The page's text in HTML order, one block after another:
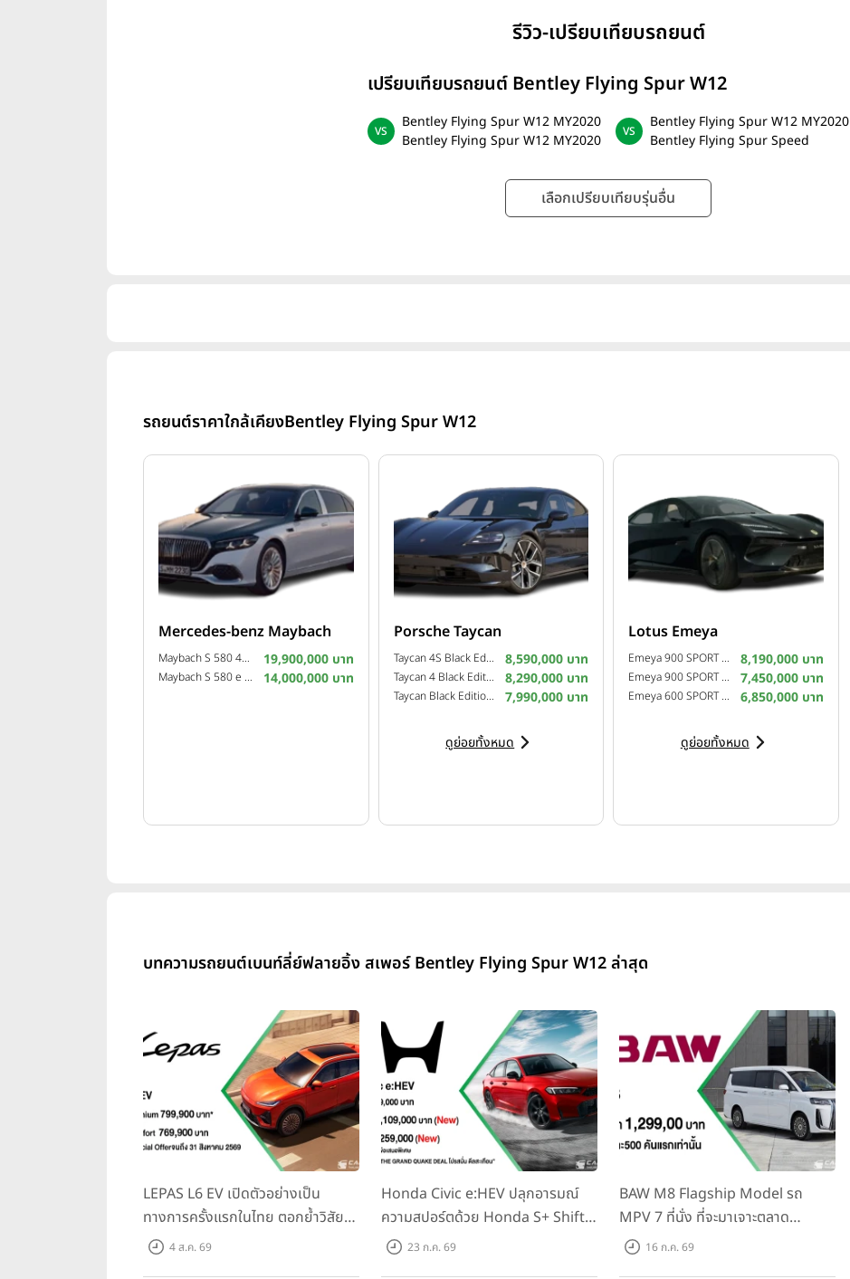
รีวิว-เปรียบเทียบรถยนต์
เปรียบเทียบรถยนต์ Bentley Flying Spur W12
Bentley Flying Spur W12 MY2020
Bentley Flying Spur W12 MY2020
Bentley Flying Spur W12 MY2020
Bentley Flying Spur Speed
เลือกเปรียบเทียบรุ่นอื่น
รถยนต์ราคาใกล้เคียงBentley Flying Spur W12
Mercedes-benz Maybach
Maybach S 580 4MATIC ปี 2026 19,900,000 บาท
Maybach S 580 e Night Series ปี 2026 14,000,000 บาท
Porsche Taycan
Taycan 4S Black Edition ปี 2026 8,590,000 บาท
Taycan 4 Black Edition ปี 2026 8,290,000 บาท
Taycan Black Edition ปี 2026 7,990,000 บาท
ดูย่อยทั้งหมด
Lotus Emeya
Emeya 900 SPORT CARBON ปี 2026 8,190,000 บาท
Emeya 900 SPORT ปี 2026 7,450,000 บาท
Emeya 600 SPORT SE ปี 2026 6,850,000 บาท
ดูย่อยทั้งหมด
บทความรถยนต์เบนท์ลี่ย์ฟลายอิ้ง สเพอร์ Bentley Flying Spur W12 ล่าสุด
LEPAS L6 EV เปิดตัวอย่างเป็น
ทางการครั้งแรกในไทย ตอกย้ำวิสัย
ทัศน์ “Drive Your Elegance” มา
4 ส.ค. 69
Honda Civic e:HEV ปลุกอารมณ์
ความสปอร์ตด้วย Honda S+ Shift
ครั้งแรกในไทย! พร้อมเพิ่ม Blind
23 ก.ค. 69
BAW M8 Flagship Model รถ
MPV 7 ที่นั่ง ที่จะมาเจาะตลาด
ครอบครัวและองค์กรยุคใหม่ เปิดราคา
16 ก.ค. 69